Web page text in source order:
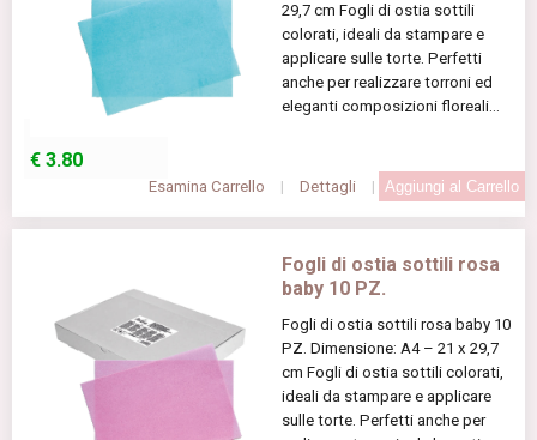
29,7 cm Fogli di ostia sottili
colorati, ideali da stampare e
applicare sulle torte. Perfetti
anche per realizzare torroni ed
eleganti composizioni floreali...
€ 3.80
Esamina Carrello | Dettagli |
Fogli di ostia sottili rosa
baby 10 PZ.
Fogli di ostia sottili rosa baby 10
PZ. Dimensione: A4 – 21 x 29,7
cm Fogli di ostia sottili colorati,
ideali da stampare e applicare
sulle torte. Perfetti anche per